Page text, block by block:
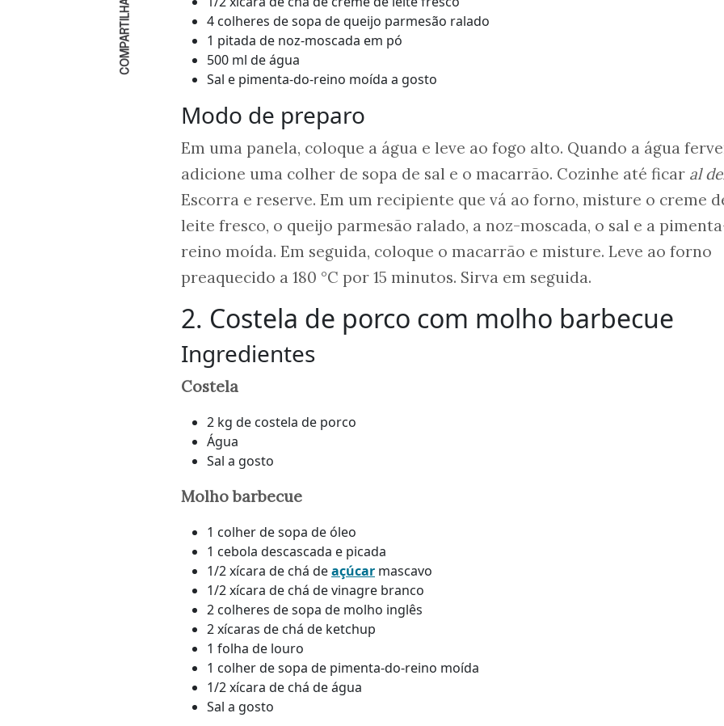
COMPARTILHAR
4 colheres de sopa de queijo parmesão ralado
1 pitada de noz-moscada em pó
500 ml de água
Sal e pimenta-do-reino moída a gosto
Modo de preparo
Em uma panela, coloque a água e leve ao fogo alto. Quando a água
adicione uma colher de sopa de sal e o macarrão. Cozinhe até ficar al
Escorra e reserve. Em um recipiente que vá ao forno, misture o creme
leite fresco, o queijo parmesão ralado, a noz-moscada, o sal e a
reino moída. Em seguida, coloque o macarrão e misture. Leve ao forno
preaquecido a 180 °C por 15 minutos. Sirva em seguida.
2. Costela de porco com molho barbecue
Ingredientes
Costela
2 kg de costela de porco
Água
Sal a gosto
Molho barbecue
1 colher de sopa de óleo
1 cebola descascada e picada
1/2 xícara de chá deaçúcar mascavo
1/2 xícara de chá de vinagre branco
2 colheres de sopa de molho inglês
2 xícaras de chá de ketchup
1 folha de louro
1 colher de sopa de pimenta-do-reino moída
1/2 xícara de chá de água
Sal a gosto